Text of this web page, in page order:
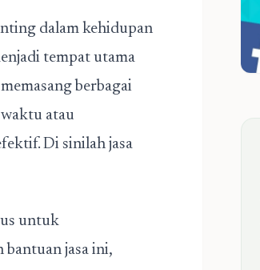
dalam kehidupan
tempat utama
berbagai
atau
Di sinilah jasa
untuk
jasa ini,